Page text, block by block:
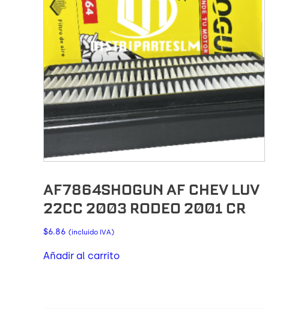
AF7864SHOGUN AF CHEV LUV
22CC 2003 RODEO 2001 CR
$6.86 (incluido IVA)
Añadir al carrito